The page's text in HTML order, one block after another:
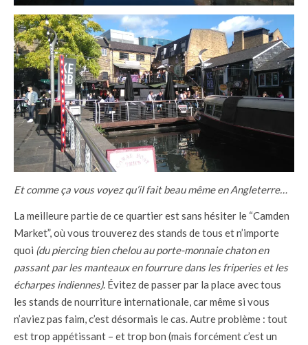
Et comme ça vous voyez qu’il fait beau même en Angleterre…
La meilleure partie de ce quartier est sans hésiter le “Camden
Market”, où vous trouverez des stands de tous et n’importe
quoi (du piercing bien chelou au porte-monnaie chaton en
passant par les manteaux en fourrure dans les friperies et les
écharpes indiennes). Évitez de passer par la place avec tous
les stands de nourriture internationale, car même si vous
n’aviez pas faim, c’est désormais le cas. Autre problème : tout
est trop appétissant – et trop bon (mais forcément c’est un